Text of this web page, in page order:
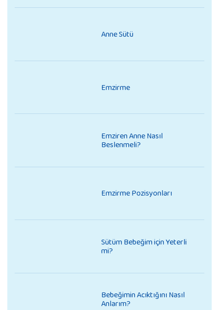
Anne Sütü
Emzirme
Emziren Anne Nasıl
Beslenmeli?
Emzirme Pozisyonları
Sütüm Bebeğim için Yeterli
mi?
Bebeğimin Acıktığını Nasıl
Anlarım?